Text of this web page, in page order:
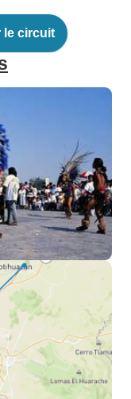
le circuit